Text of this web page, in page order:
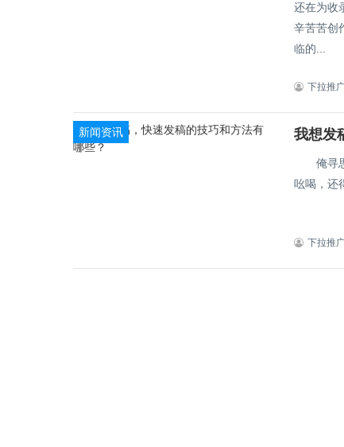
还在为收录发
辛苦苦创
临的...
下拉推
新闻资讯 我想发
俺寻思
吆喝，还
下拉推